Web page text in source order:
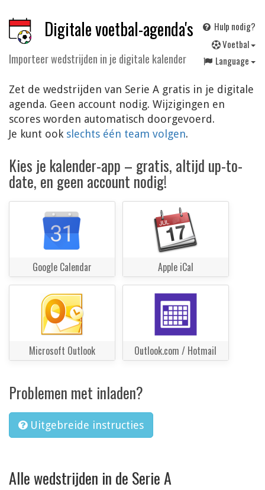
Digitale voetbal-agenda's
Importeer wedstrijden in je digitale kalender
Hulp nodig?
Voetbal
Language
Zet de wedstrijden van Serie A gratis in je digitale
agenda. Geen account nodig. Wijzigingen en
scores worden automatisch doorgevoerd.
Je kunt ook slechts één team volgen.
Kies je kalender-app – gratis, altijd up-to-
date, en geen account nodig!
Google Calendar Apple iCal
Microsoft Outlook Outlook.com / Hotmail
Problemen met inladen?
Uitgebreide instructies
Alle wedstrijden in de Serie A